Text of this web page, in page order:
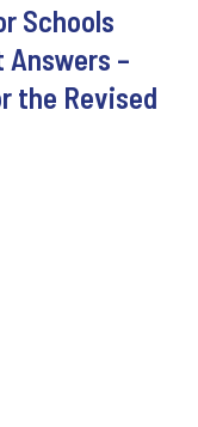
Schools
Answers –
the Revised